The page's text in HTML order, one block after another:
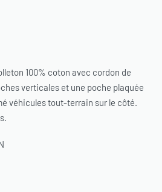
100% coton avec cordon de
verticales et une poche plaquée
véhicules tout-terrain sur le côté.